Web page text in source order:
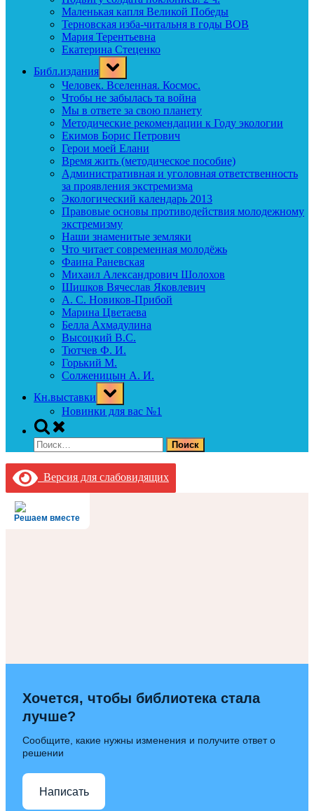
Маленькая капля Великой Победы
Терновская изба-читальня в годы ВОВ
Мария Терентьевна
Екатерина Стеценко
Библ.издания
Toggle
sub-
menu
Человек. Вселенная. Космос.
Чтобы не забылась та война
Мы в ответе за свою планету
Методические рекомендации к Году экологии
Екимов Борис Петрович
Герои моей Елани
Время жить (методическое пособие)
Административная и уголовная ответственность
за проявления экстремизма
Экологический календарь 2013
Правовые основы противодействия молодежному
экстремизму
Наши знаменитые земляки
Что читает современная молодёжь
Фаина Раневская
Михаил Александрович Шолохов
Шишков Вячеслав Яковлевич
А. С. Новиков-Прибой
Марина Цветаева
Белла Ахмадулина
Высоцкий В.С.
Тютчев Ф. И.
Горький М.
Солженицын А. И.
Кн.выставки
Toggle
sub-
menu
Новинки для вас №1
Toggle
search
form
Найти:
Версия для слабовидящих
Решаем вместе
Хочется, чтобы библиотека стала
лучше?
Сообщите, какие нужны изменения и получите ответ о
решении
Написать